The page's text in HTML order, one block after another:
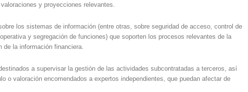
y proyecciones relevantes.
los sistemas de información (entre otras, sobre seguridad de acceso, control de
y segregación de funciones) que soporten los procesos relevantes de la
la información financiera.
a supervisar la gestión de las actividades subcontratadas a terceros, así
o valoración encomendados a expertos independientes, que puedan afectar de